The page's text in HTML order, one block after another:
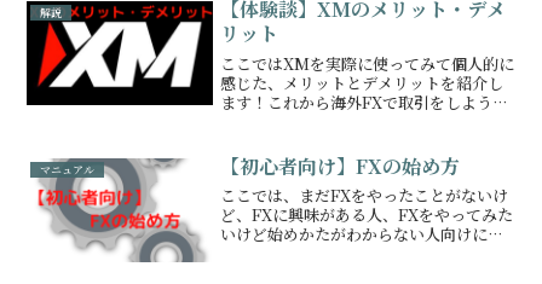
解説
【体験談】XMのメリット・デメ
リット
ここではXMを実際に使ってみて個人的に
感じた、メリットとデメリットを紹介し
ます！これから海外FXで取引をしようと
考になればと思います。
マニュアル 【初心者向け】FXの始め方
ここでは、まだFXをやったことがないけ
ど、FXに興味がある人、FXをやってみた
いけど始めかたがわからない人向けに、